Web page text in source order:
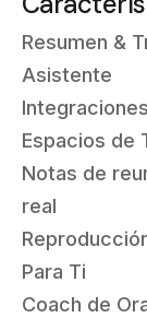
Resumen &
Asistente
Integraciones
Espacios de
Notas de
real
Para Ti
Coach de